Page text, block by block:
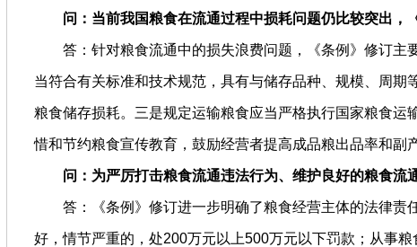
问：当前我国粮食在流通过程中损耗问题仍比较突出，
答：针对粮食流通中的损失浪费问题，《条例》修订
当符合有关标准和技术规范，具有与储存品种、规模、周
粮食储存损耗。三是规定运输粮食应当严格执行国家粮食
惜和节约粮食宣传教育，鼓励经营者提高成品粮出品率和副
问：为严厉打击粮食流通违法行为、维护良好的粮食流
答：《条例》修订进一步明确了粮食经营主体的法律
好，情节严重的，处200万元以上500万元以下罚款；从事